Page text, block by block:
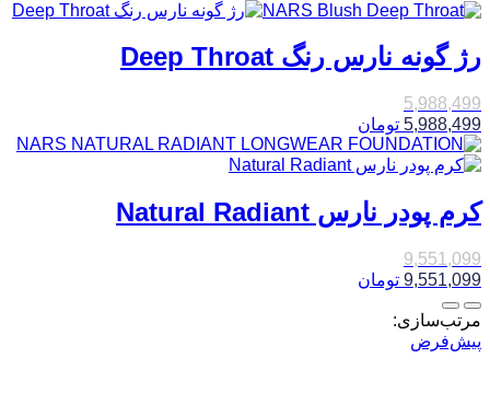
رژ گونه نارس رنگ Deep Throat
5,988,499
5,988,499 تومان
کرم پودر نارس Natural Radiant
9,551,099
9,551,099 تومان
مرتب‌سازی:
پیش‌فرض